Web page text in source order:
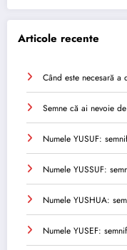
Articole recente
Când este necesară
Semne că ai nevoie
Numele YUSUF:
Numele YUSSUF:
Numele YUSHUA:
Numele YUSEF: